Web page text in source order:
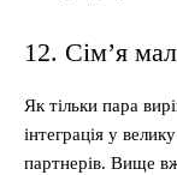
12. Сім’я
Як тільки пара
інтеграція у
партнерів. Вище